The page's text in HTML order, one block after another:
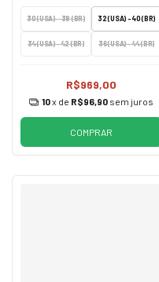
30 (USA) - 38 (BR) 32 (USA) - 40 (BR)
34 (USA) - 42 (BR) 36 (USA) - 44 (BR)
R$969,00
10x de R$96,90 sem juros
COMPRAR